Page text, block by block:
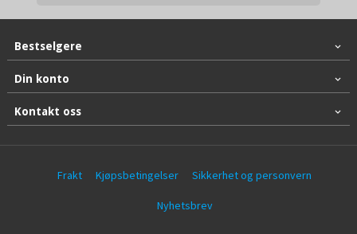
Bestselgere
Din konto
Kontakt oss
Frakt Kjøpsbetingelser Sikkerhet og personvern
Nyhetsbrev